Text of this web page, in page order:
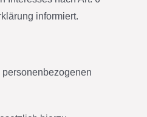
informiert.